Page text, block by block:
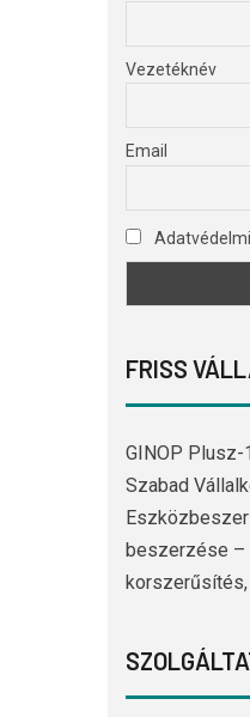
Vezetéknév
Email
FRISS
GINOP Plusz-
Szabad
beszerzése –